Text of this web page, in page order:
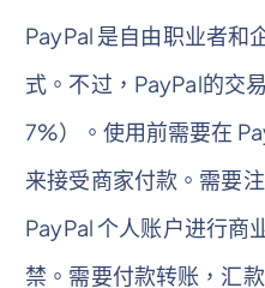
PayPal 是自由职业者和
式。不过，PayPal的交
7%）。使用前需要在
来接受商家付款。需要
PayPal 个人账户进行商
禁。需要付款转账，汇